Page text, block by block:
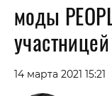
моды
14 марта 2021 15:21